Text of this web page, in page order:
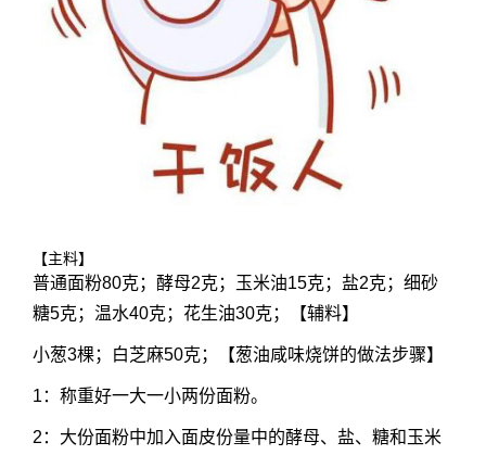
【主料】
普通面粉80克；酵母2克；玉米油15克；盐2克；细砂
糖5克；温水40克；花生油30克；【辅料】
小葱3棵；白芝麻50克；【葱油咸味烧饼的做法步骤】
1：称重好一大一小两份面粉。
2：大份面粉中加入面皮份量中的酵母、盐、糖和玉米